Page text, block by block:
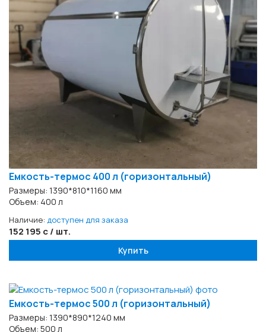
Емкость-термос 400 л (горизонтальный)
Размеры: 1390*810*1160 мм
Объем: 400 л
Наличие: доступен для заказа
152 195 с / шт.
Купить
Емкость-термос 500 л (горизонтальный)
Размеры: 1390*890*1240 мм
Объем: 500 л